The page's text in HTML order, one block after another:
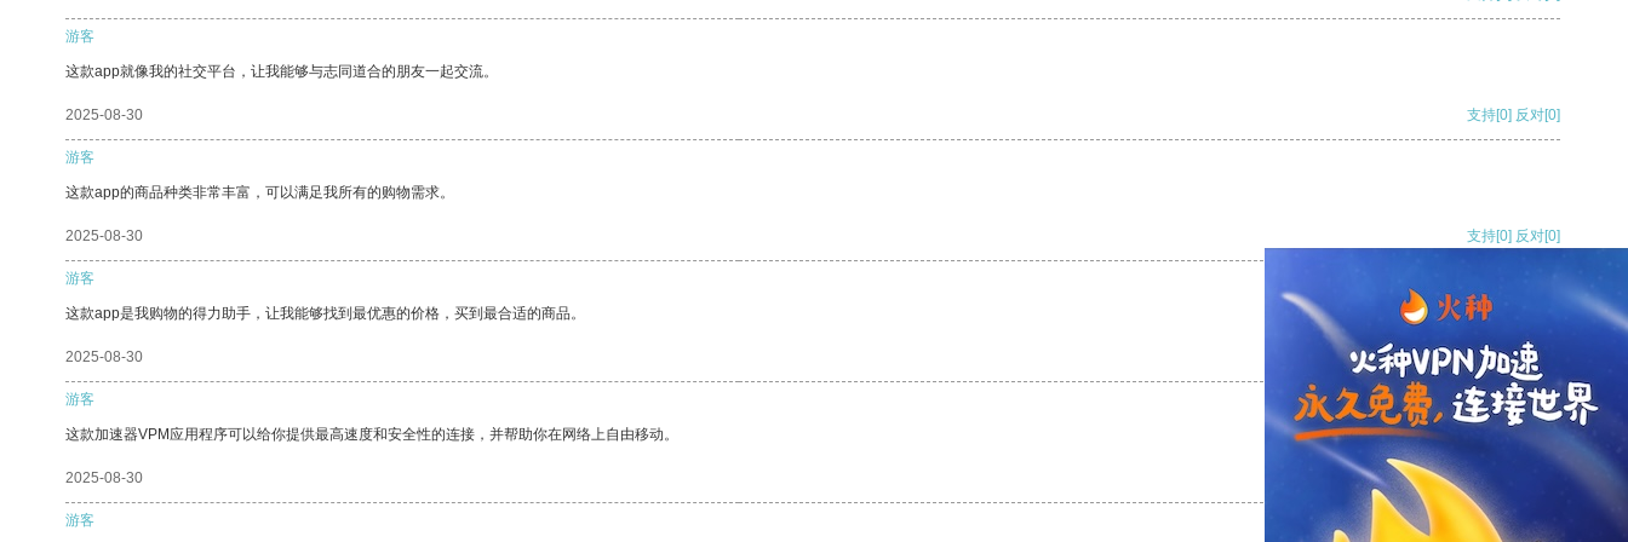
游客
这款app就像我的社交平台，让我能够与志同道合的朋友一起交流。
2025-08-30 支持[0] 反对[0]
游客
这款app的商品种类非常丰富，可以满足我所有的购物需求。
2025-08-30 支持[0] 反对[0]
游客
这款app是我购物的得力助手，让我能够找到最优惠的价格，买到最合适的商品。
2025-08-30 支持[0] 反对
游客
这款加速器VPM应用程序可以给你提供最高速度和安全性的连接，并帮助你在网络上自由移动。
2025-08-30 支持
游客